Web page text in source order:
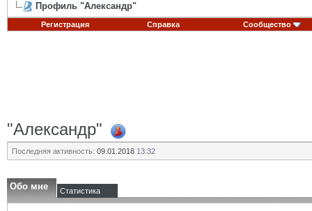
Профиль "Александр"
Регистрация Справка Сообщество
"Александр"
Последняя активность: 09.01.2018 13:32
Обо мне Статистика